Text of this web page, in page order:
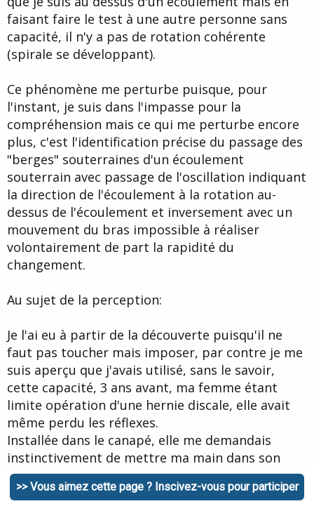
faisant faire le test à une autre personne sans
capacité, il n'y a pas de rotation cohérente
(spirale se développant).
Ce phénomène me perturbe puisque, pour
l'instant, je suis dans l'impasse pour la
compréhension mais ce qui me perturbe encore
plus, c'est l'identification précise du passage des
"berges" souterraines d'un écoulement
souterrain avec passage de l'oscillation indiquant
la direction de l'écoulement à la rotation au-
dessus de l'écoulement et inversement avec un
mouvement du bras impossible à réaliser
volontairement de part la rapidité du
changement.
Au sujet de la perception:
Je l'ai eu à partir de la découverte puisqu'il ne
faut pas toucher mais imposer, par contre je me
suis aperçu que j'avais utilisé, sans le savoir,
cette capacité, 3 ans avant, ma femme étant
limite opération d'une hernie discale, elle avait
même perdu les réflexes.
Installée dans le canapé, elle me demandais
instinctivement de mettre ma main dans son
dos, elle avait trouvé qu'une chaleur irradiait et
que ça lui faisait du bien. Le médecin a qualifié de
>> Vous aimez cette page ? Inscivez-vous pour participer